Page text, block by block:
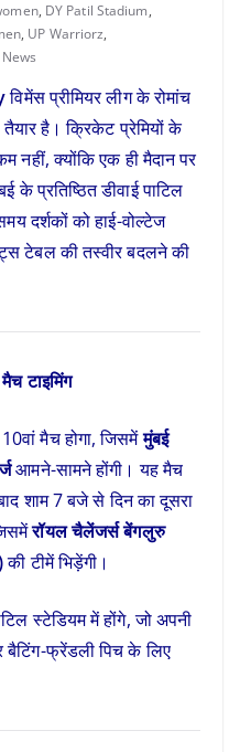
, DY Patil Stadium,
, UP Warriorz,
News
विमेंस प्रीमियर लीग के रोमांच
है। क्रिकेट प्रेमियों के
नहीं, क्योंकि एक ही मैदान पर
प्रतिष्ठित डीवाई पाटिल
दर्शकों को हाई-वोल्टेज
टेबल की तस्वीर बदलने की
टाइमिंग
मैच होगा, जिसमेंमुंबई
आमने-सामने होंगी। यह मैच
शाम 7 बजे से दिन का दूसरा
रॉयल चैलेंजर्स बेंगलुरु
की टीमें भिड़ेंगी।
स्टेडियम में होंगे, जो अपनी
फ्रेंडली पिच के लिए